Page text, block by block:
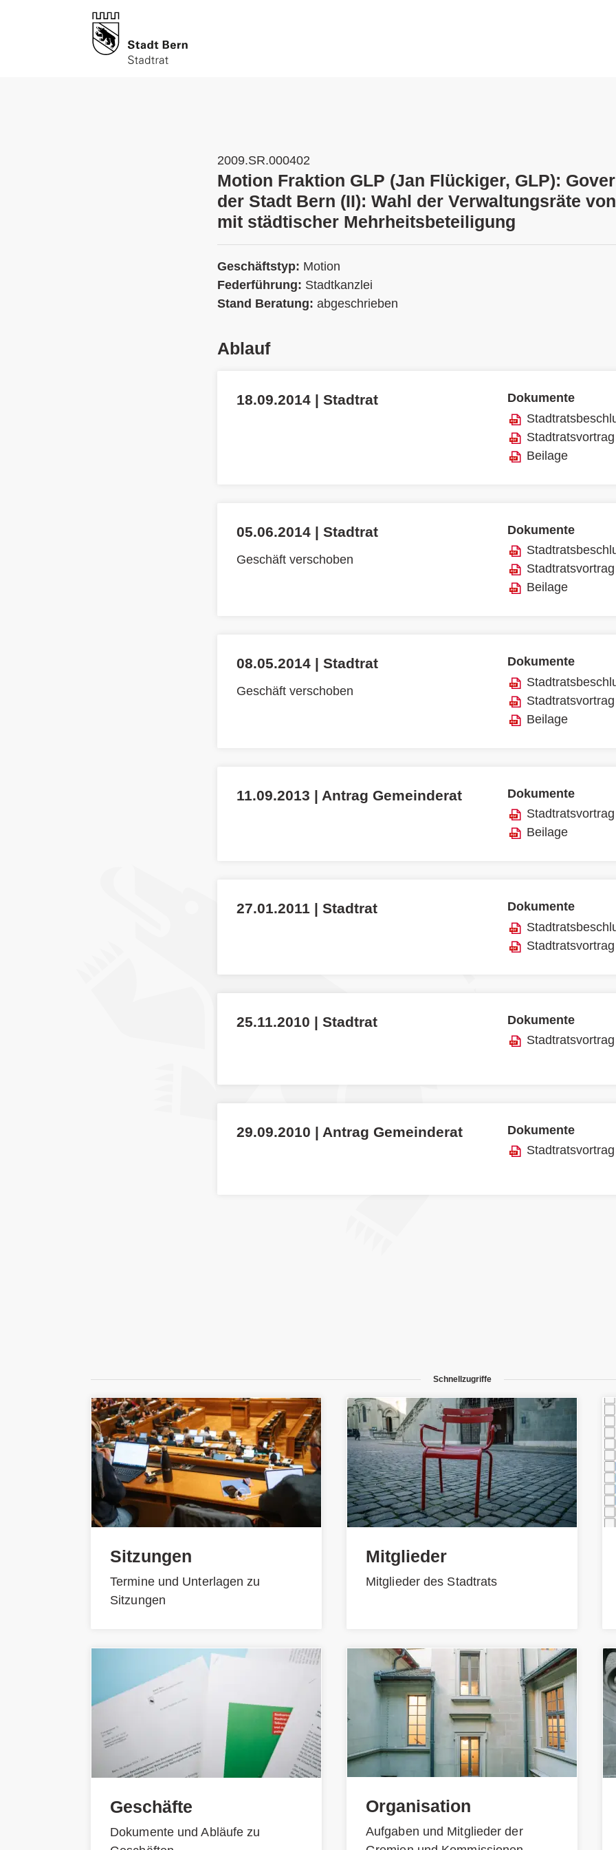
2009.SR.000402
Motion Fraktion GLP (Jan Flückiger, GLP):
der Stadt Bern (II): Wahl der Verwaltungsräte
mit städtischer Mehrheitsbeteiligung
Geschäftstyp: Motion
Federführung: Stadtkanzlei
Stand Beratung: abgeschrieben
Ablauf
18.09.2014 | Stadtrat
Dokumente
Stadtratsvortrag
Beilage
05.06.2014 | Stadtrat
Geschäft verschoben
Dokumente
Stadtratsvortrag
Beilage
08.05.2014 | Stadtrat
Geschäft verschoben
Dokumente
Stadtratsvortrag
Beilage
11.09.2013 | Antrag Gemeinderat
Dokumente
Stadtratsvortrag
Beilage
27.01.2011 | Stadtrat
Dokumente
Stadtratsvortrag
25.11.2010 | Stadtrat
Dokumente
Stadtratsvortrag
29.09.2010 | Antrag Gemeinderat
Dokumente
Stadtratsvortrag
Schnellzugriffe
Sitzungen
Termine und Unterlagen zu
Sitzungen
Geschäfte
Dokumente und Abläufe zu
Mitglieder
Mitglieder des Stadtrats
Organisation
Aufgaben und Mitglieder der